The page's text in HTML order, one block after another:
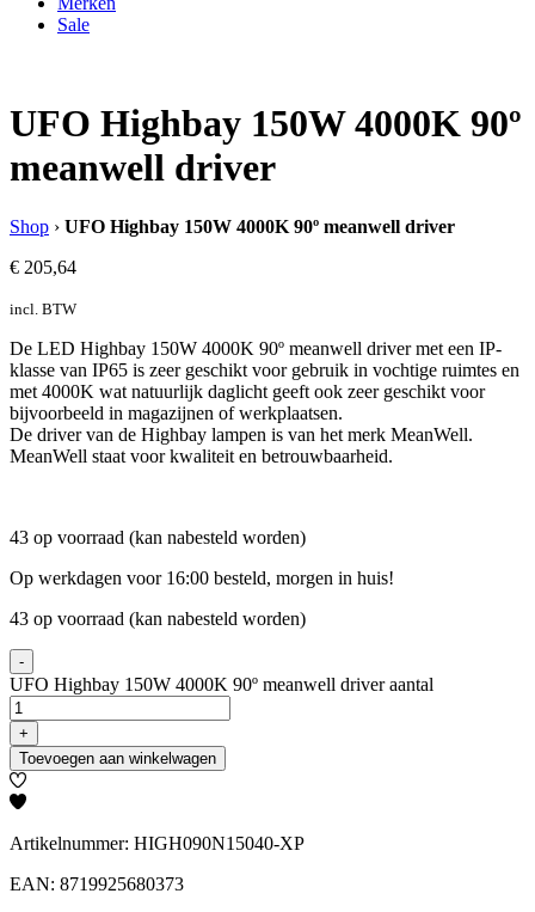
Sale
UFO Highbay 150W 4000K 90º
meanwell driver
Shop › UFO Highbay 150W 4000K 90º meanwell driver
€ 205,64
incl. BTW
De LED Highbay 150W 4000K 90º meanwell driver met een IP-
klasse van IP65 is zeer geschikt voor gebruik in vochtige ruimtes en
met 4000K wat natuurlijk daglicht geeft ook zeer geschikt voor
bijvoorbeeld in magazijnen of werkplaatsen.
De driver van de Highbay lampen is van het merk MeanWell.
MeanWell staat voor kwaliteit en betrouwbaarheid.
43 op voorraad (kan nabesteld worden)
Op werkdagen voor 16:00 besteld, morgen in huis!
43 op voorraad (kan nabesteld worden)
-
UFO Highbay 150W 4000K 90º meanwell driver aantal
+
Toevoegen aan winkelwagen
Artikelnummer: HIGH090N15040-XP
EAN: 8719925680373